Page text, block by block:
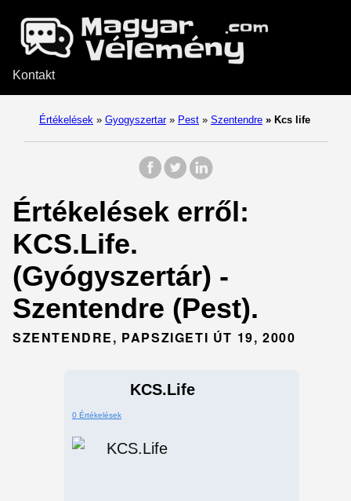
Kontakt
Értékelések » Gyogyszertar » Pest » Szentendre » Kcs life
Értékelések erről:
KCS.Life.
(Gyógyszertár) -
Szentendre (Pest).
SZENTENDRE, PAPSZIGETI ÚT 19, 2000
KCS.Life
0 Értékelések